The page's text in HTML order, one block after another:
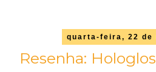
quarta-feira, 22 de
Resenha: